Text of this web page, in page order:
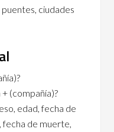
puentes, ciudades
+ (compañía)?
edad, fecha de
de muerte,